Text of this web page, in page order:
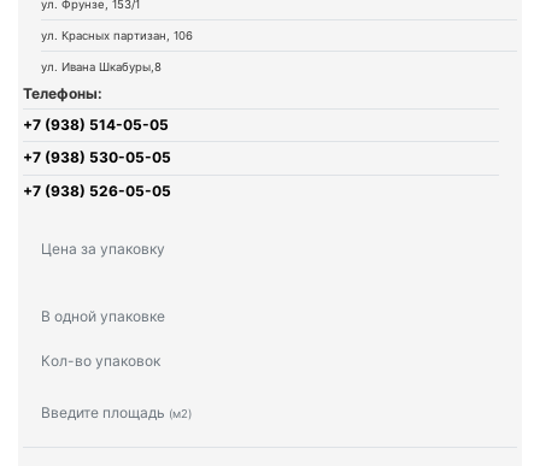
ул. Фрунзе, 153/1
ул. Красных партизан, 106
ул. Ивана Шкабуры,8
Телефоны:
+7 (938) 514-05-05
+7 (938) 530-05-05
+7 (938) 526-05-05
Цена за упаковку
В одной упаковке
Кол-во упаковок
Введите площадь (м2)